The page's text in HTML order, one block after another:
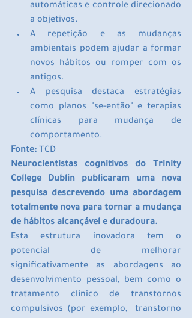
automáticas e controle direcionado
a objetivos.
A repetição e as mudanças
ambientais podem ajudar a formar
novos hábitos ou romper com os
antigos.
A pesquisa destaca estratégias
como planos "se-então" e terapias
clínicas para mudança de
comportamento.
Fonte: TCD
Neurocientistas cognitivos do Trinity
College Dublin publicaram uma nova
pesquisa descrevendo uma abordagem
totalmente nova para tornar a mudança
de hábitos alcançável e duradoura.
Esta estrutura inovadora tem o
potencial de melhorar
significativamente as abordagens ao
desenvolvimento pessoal, bem como o
tratamento clínico de transtornos
compulsivos (por exemplo,
transtorno